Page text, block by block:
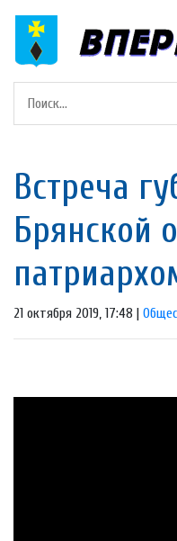
Встреча
Брянской
21 октября 2019, 17:48 |